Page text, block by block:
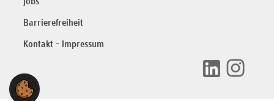
Barrierefreiheit
Kontakt - Impressum